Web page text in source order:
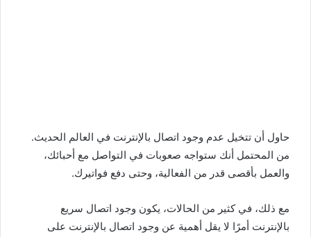
حاول أن تتخيل عدم وجود اتصال بالإنترنت في العالم الحديث.
من المحتمل أنك ستواجه صعوبات في التواصل مع أحبائك،
والعمل بأقصى قدر من الفعالية، وحتى دفع فواتيرك.
مع ذلك، في كثير من الحالات، يكون وجود اتصال سريع
بالإنترنت أمرًا لا يقل أهمية عن وجود اتصال بالإنترنت على